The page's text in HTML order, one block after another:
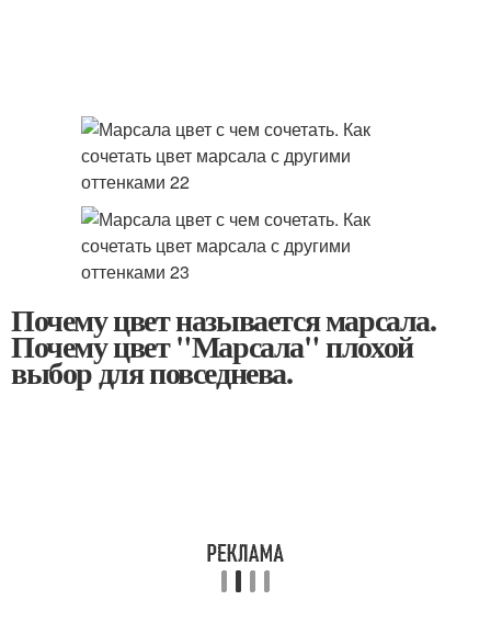
Почему цвет называется марсала.
Почему цвет "Марсала" плохой
выбор для повседнева.